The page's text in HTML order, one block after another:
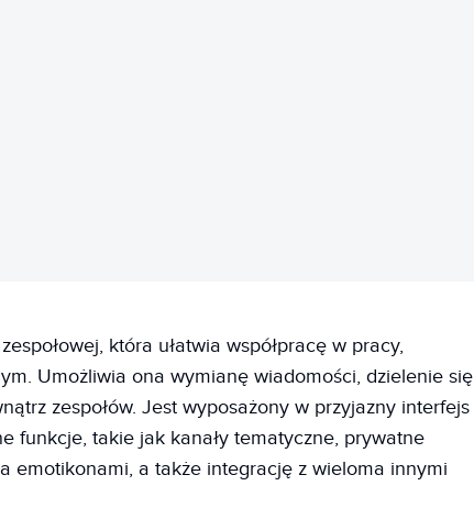
która ułatwia współpracę w pracy,
Umożliwia ona wymianę wiadomości, dzielenie się
zespołów. Jest wyposażony w przyjazny interfejs
funkcje, takie jak kanały tematyczne, prywatne
emotikonami, a także integrację z wieloma innymi